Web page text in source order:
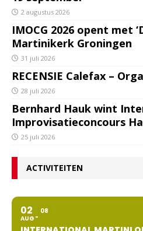
2 augustus 2026
IMOCG 2026 opent met
Martinikerk Groningen
31 juli 2026
RECENSIE Calefax –
28 juli 2026
Bernhard Hauk wint
Improvisatieconcours
25 juli 2026
ACTIVITEITEN
02
AUG
08